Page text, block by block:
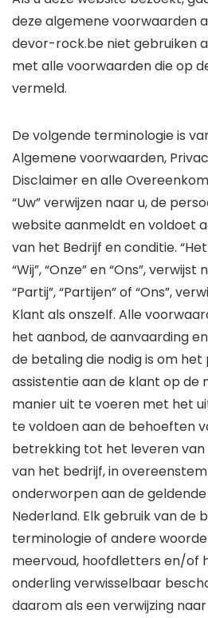
deze algemene voorwaarden
devor-rock.be niet gebruiken
met alle voorwaarden die op
vermeld.
De volgende terminologie is
Algemene voorwaarden,
Disclaimer en alle
“Uw” verwijzen naar u, de
website aanmeldt en voldoet
van het Bedrijf en conditie. “Het
“Wij”, “Onze” en “Ons”,
“Partij”, “Partijen” of “Ons”,
Klant als onszelf. Alle
het aanbod, de aanvaarding
de betaling die nodig is om
assistentie aan de klant op de
manier uit te voeren met het
te voldoen aan de behoeften
betrekking tot het leveren
van het bedrijf, in
onderworpen aan de
Nederland. Elk gebruik van de
terminologie of andere
meervoud, hoofdletters en/of
onderling verwisselbaar
daarom als een verwijzing